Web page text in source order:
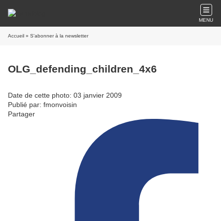
MENU
Accueil » S'abonner à la newsletter
OLG_defending_children_4x6
Date de cette photo: 03 janvier 2009
Publié par: fmonvoisin
Partager